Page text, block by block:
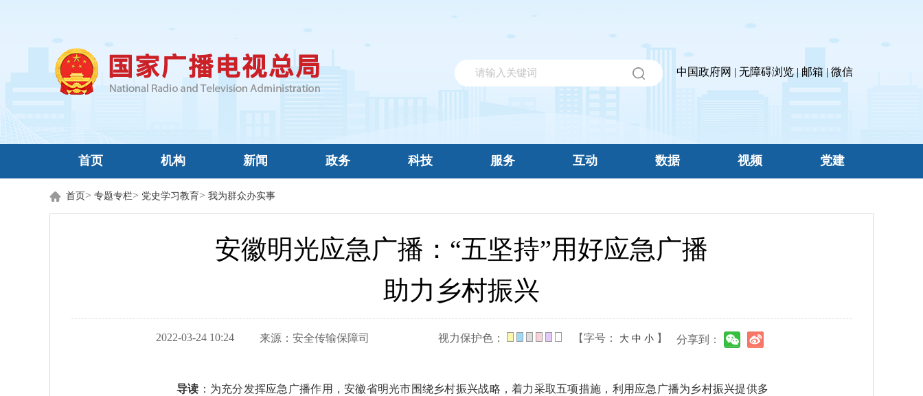
中国政府网 | 无障碍浏览|邮箱 |微信
首页 机构 新闻 政务 科技 服务 互动 数据 视频 党建
首页> 专题专栏> 党史学习教育> 我为群众办实事
安徽明光应急广播：“五坚持”用好应急广播
助力乡村振兴
2022-03-24 10:24 来源： 安全传输保障司 视力保护色： 【字号： 大 中 小 】 分享到：
导读 ：为充分发挥应急广播作用，安徽省明光市围绕乡村振兴战略，着力采取五项措施，利用应急广播为乡村振兴提供多